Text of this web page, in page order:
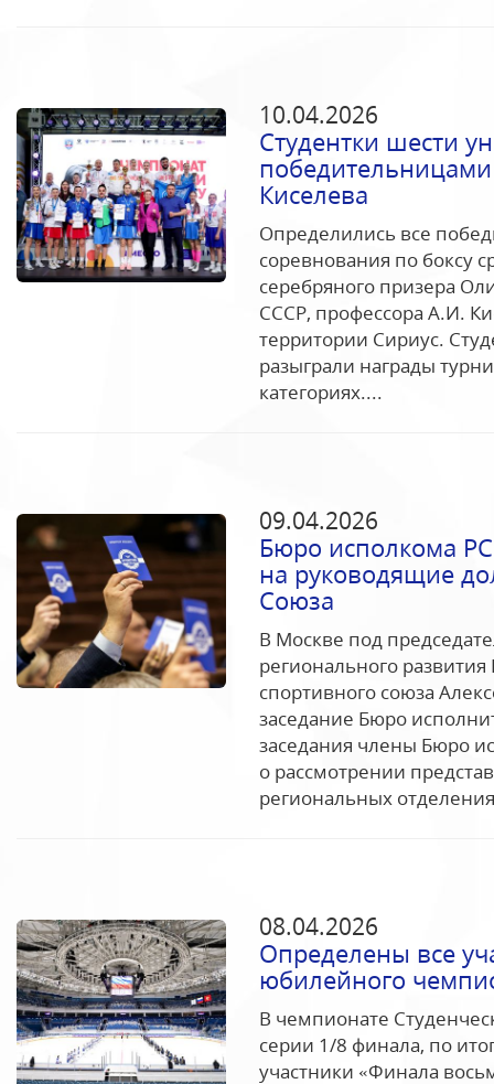
10.04.2026
Студентки шести
Киселева
Определились все
соревнования по боксу
серебряного призера
СССР, профессора А.И.
территории Сириус.
разыграли награды
категориях....
09.04.2026
Бюро исполкома
на руководящие
Союза
В Москве под
регионального развития
спортивного союза
заседание Бюро
заседания члены Бюро
о рассмотрении
региональных
08.04.2026
Определены все
юбилейного
В чемпионате
серии 1/8 финала, по
участники «Финала